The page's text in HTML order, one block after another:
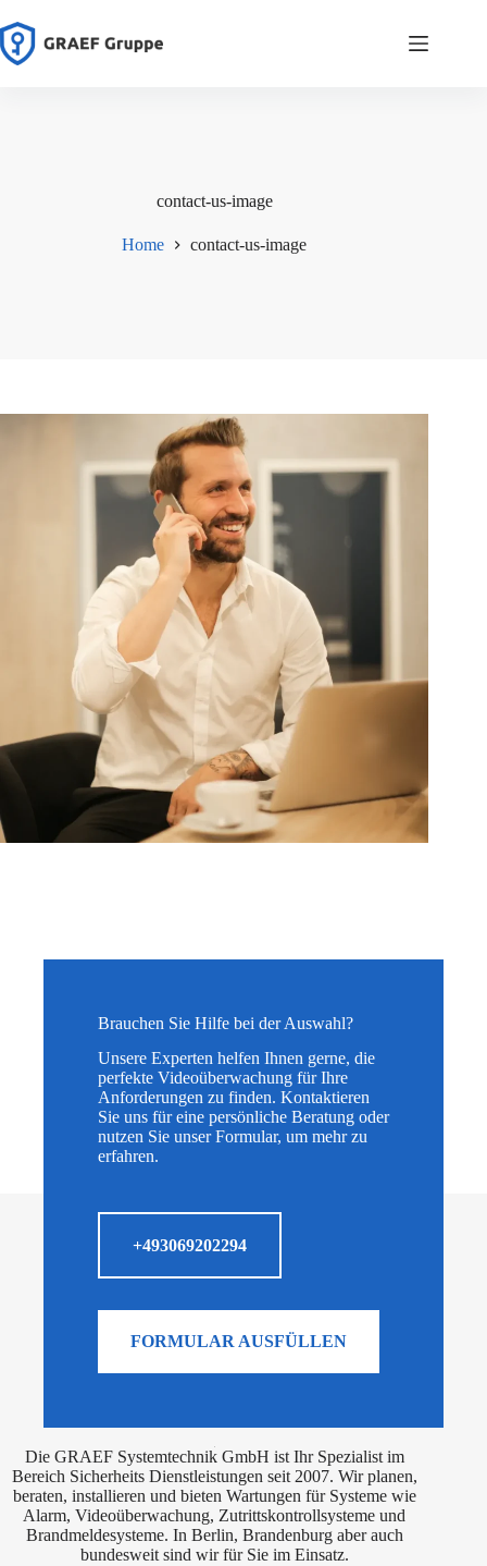
Inhalt
springen
contact-us-image
Home contact-us-image
Brauchen Sie Hilfe bei der Auswahl?
Unsere Experten helfen Ihnen gerne, die
perfekte Videoüberwachung für Ihre
Anforderungen zu finden. Kontaktieren
Sie uns für eine persönliche Beratung oder
nutzen Sie unser Formular, um mehr zu
erfahren.
+493069202294
FORMULAR AUSFÜLLEN
Die GRAEF Systemtechnik GmbH ist Ihr Spezialist im
Bereich Sicherheits Dienstleistungen seit 2007. Wir planen,
beraten, installieren und bieten Wartungen für Systeme wie
Alarm, Videoüberwachung, Zutrittskontrollsysteme und
Brandmeldesysteme. In Berlin, Brandenburg aber auch
bundesweit sind wir für Sie im Einsatz.